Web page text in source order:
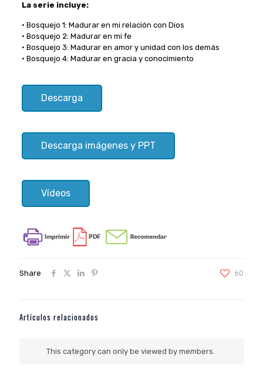
La serie incluye:
• Bosquejo 1: Madurar en mi relación con Dios
• Bosquejo 2: Madurar en mi fe
• Bosquejo 3: Madurar en amor y unidad con los demás
• Bosquejo 4: Madurar en gracia y conocimiento
Descarga
Descarga imágenes y PPT
Vídeos
Share 60
Artículos relacionados
This category can only be viewed by members.